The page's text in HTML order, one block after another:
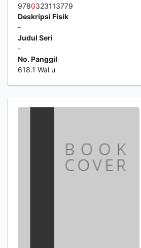
9780323113779
Deskripsi Fisik
-
Judul Seri
-
No. Panggil
618.1 Wal u